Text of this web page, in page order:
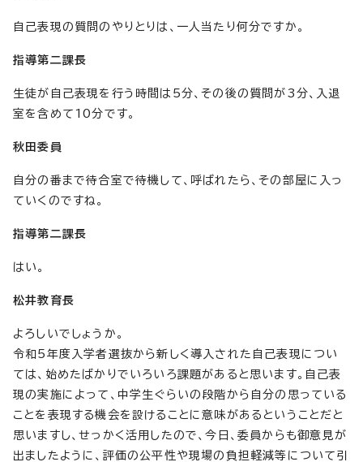
自己表現の質問のやりとりは、一人当たり何分ですか。
指導第二課長
生徒が自己表現を行う時間は5分、その後の質問が3分、入退
室を含めて10分です。
秋田委員
自分の番まで待合室で待機して、呼ばれたら、その部屋に入っ
ていくのですね。
指導第二課長
はい。
松井教育長
よろしいでしょうか。
令和5年度入学者選抜から新しく導入された自己表現につい
ては、始めたばかりでいろいろ課題があると思います。自己表
現の実施によって、中学生ぐらいの段階から自分の思っている
ことを表現する機会を設けることに意味があるということだと
思いますし、せっかく活用したので、今日、委員からも御意見が
出ましたように、評価の公平性や現場の負担軽減等について引